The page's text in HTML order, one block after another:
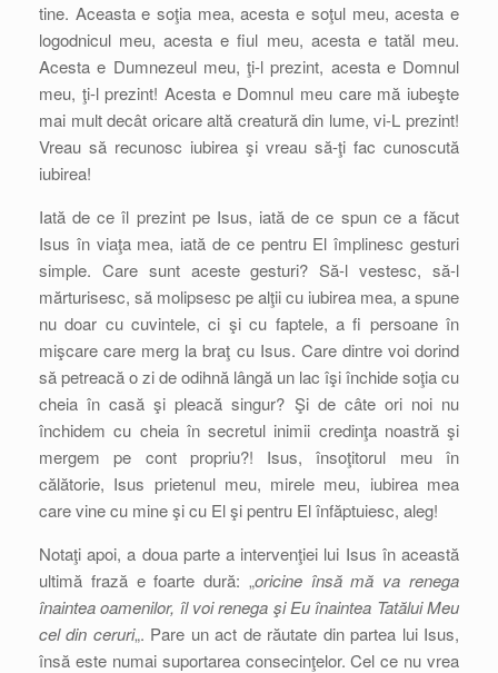
tine. Aceasta e soţia mea, acesta e soţul meu, acesta e
logodnicul meu, acesta e fiul meu, acesta e tatăl meu.
Acesta e Dumnezeul meu, ţi-l prezint, acesta e Domnul
meu, ţi-l prezint! Acesta e Domnul meu care mă iubeşte
mai mult decât oricare altă creatură din lume, vi-L prezint!
Vreau să recunosc iubirea şi vreau să-ţi fac cunoscută
iubirea!
Iată de ce îl prezint pe Isus, iată de ce spun ce a făcut
Isus în viaţa mea, iată de ce pentru El împlinesc gesturi
simple. Care sunt aceste gesturi? Să-l vestesc, să-l
mărturisesc, să molipsesc pe alţii cu iubirea mea, a spune
nu doar cu cuvintele, ci şi cu faptele, a fi persoane în
mişcare care merg la braţ cu Isus. Care dintre voi dorind
să petreacă o zi de odihnă lângă un lac îşi închide soţia cu
cheia în casă şi pleacă singur? Şi de câte ori noi nu
închidem cu cheia în secretul inimii credinţa noastră şi
mergem pe cont propriu?! Isus, însoţitorul meu în
călătorie, Isus prietenul meu, mirele meu, iubirea mea
care vine cu mine şi cu El şi pentru El înfăptuiesc, aleg!
Notaţi apoi, a doua parte a intervenţiei lui Isus în această
ultimă frază e foarte dură: „oricine însă mă va renega
înaintea oamenilor, îl voi renega şi Eu înaintea Tatălui Meu
cel din ceruri„. Pare un act de răutate din partea lui Isus,
însă este numai suportarea consecinţelor. Cel ce nu vrea